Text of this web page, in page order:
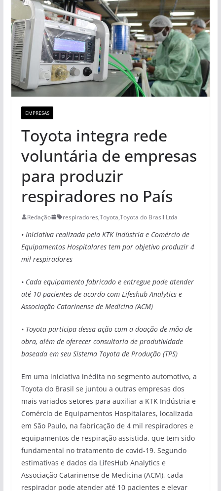
EMPRESAS
Toyota integra rede
voluntária de empresas
para produzir
respiradores no País
Redação respiradores,Toyota,Toyota do Brasil Ltda
• Iniciativa realizada pela KTK Indústria e Comércio de
Equipamentos Hospitalares tem por objetivo produzir 4
milrespiradores
• Cada equipamento fabricado e entregue pode atender
até 10 pacientes de acordo com Lifeshub Analyticse
Associação Catarinense de Medicina (ACM)
• Toyota participa dessa ação com a doação de mão de
obra, além de oferecer consultoria de produtividade
baseada em seu Sistema Toyota de Produção (TPS)
Em uma iniciativa inédita no segmento automotivo, a
Toyota do Brasil se juntou a outras empresas dos
mais variados setores para auxiliar a KTK Indústria e
Comércio de Equipamentos Hospitalares, localizada
em São Paulo, na fabricação de 4 mil respiradores e
equipamentos de respiração assistida, que tem sido
fundamental no tratamento de covid-19. Segundo
estimativas e dados da LifesHub Analytics e
Associação Catarinense de Medicina (ACM), cada
respirador pode atender até 10 pacientes e elevar